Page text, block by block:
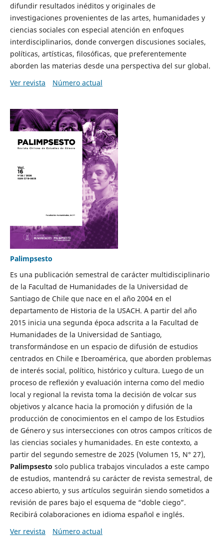
difundir resultados inéditos y originales de
investigaciones provenientes de las artes, humanidades y
ciencias sociales con especial atención en enfoques
interdisciplinarios, donde convergen discusiones sociales,
políticas, artísticas, filosóficas, que preferentemente
aborden las materias desde una perspectiva del sur global.
Ver revista
Número actual
Palimpsesto
Es una publicación semestral de carácter multidisciplinario
de la Facultad de Humanidades de la Universidad de
Santiago de Chile que nace en el año 2004 en el
departamento de Historia de la USACH. A partir del año
2015 inicia una segunda época adscrita a la Facultad de
Humanidades de la Universidad de Santiago,
transformándose en un espacio de difusión de estudios
centrados en Chile e Iberoamérica, que aborden problemas
de interés social, político, histórico y cultura. Luego de un
proceso de reflexión y evaluación interna como del medio
local y regional la revista toma la decisión de volcar sus
objetivos y alcance hacia la promoción y difusión de la
producción de conocimientos en el campo de los Estudios
de Género y sus intersecciones con otros campos críticos de
las ciencias sociales y humanidades. En este contexto, a
partir del segundo semestre de 2025 (Volumen 15, N° 27),
Palimpsesto solo publica trabajos vinculados a este campo
de estudios, mantendrá su carácter de revista semestral, de
acceso abierto, y sus artículos seguirán siendo sometidos a
revisión de pares bajo el esquema de “doble ciego”.
Recibirá colaboraciones en idioma español e inglés.
Ver revista
Número actual